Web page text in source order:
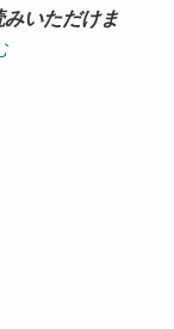
いただけま